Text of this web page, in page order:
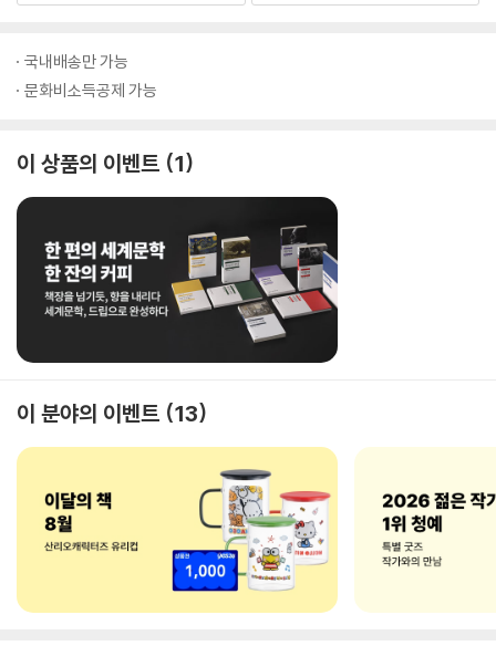
국내배송만 가능
문화비소득공제 가능
이 상품의 이벤트 1
이 분야의 이벤트 13